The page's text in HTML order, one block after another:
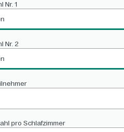
Nr. 1
Nr. 2
pro Schlafzimmer